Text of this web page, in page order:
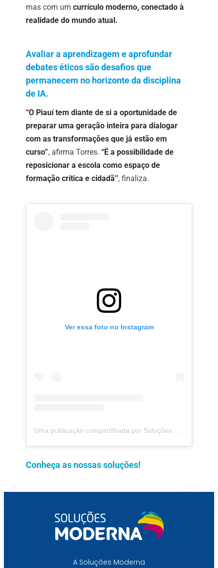
mas com um currículo moderno, conectado à
realidade do mundo atual.
Avaliar a aprendizagem e aprofundar
debates éticos são desafios que
permanecem no horizonte da disciplina
de IA.
“O Piauí tem diante de si a oportunidade de
preparar uma geração inteira para dialogar
com as transformações que já estão em
curso”, afirma Torres. “É a possibilidade de
reposicionar a escola como espaço de
formação crítica e cidadã”, finaliza.
Ver essa foto no Instagram
Conheça as nossas soluções!
A Soluções Moderna